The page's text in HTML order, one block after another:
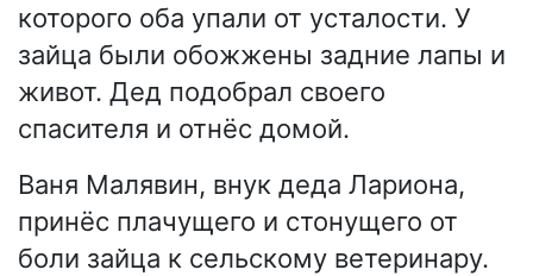
которого оба упали от усталости. У
зайца были обожжены задние лапы и
живот. Дед подобрал своего
спасителя и отнёс домой.
Ваня Малявин, внук деда Лариона,
принёс плачущего и стонущего от
боли зайца к сельскому ветеринару.